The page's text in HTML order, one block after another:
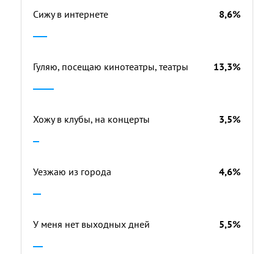
Сижу в интернете 8,6%
Гуляю, посещаю кинотеатры, театры 13,3%
Хожу в клубы, на концерты 3,5%
Уезжаю из города 4,6%
У меня нет выходных дней 5,5%